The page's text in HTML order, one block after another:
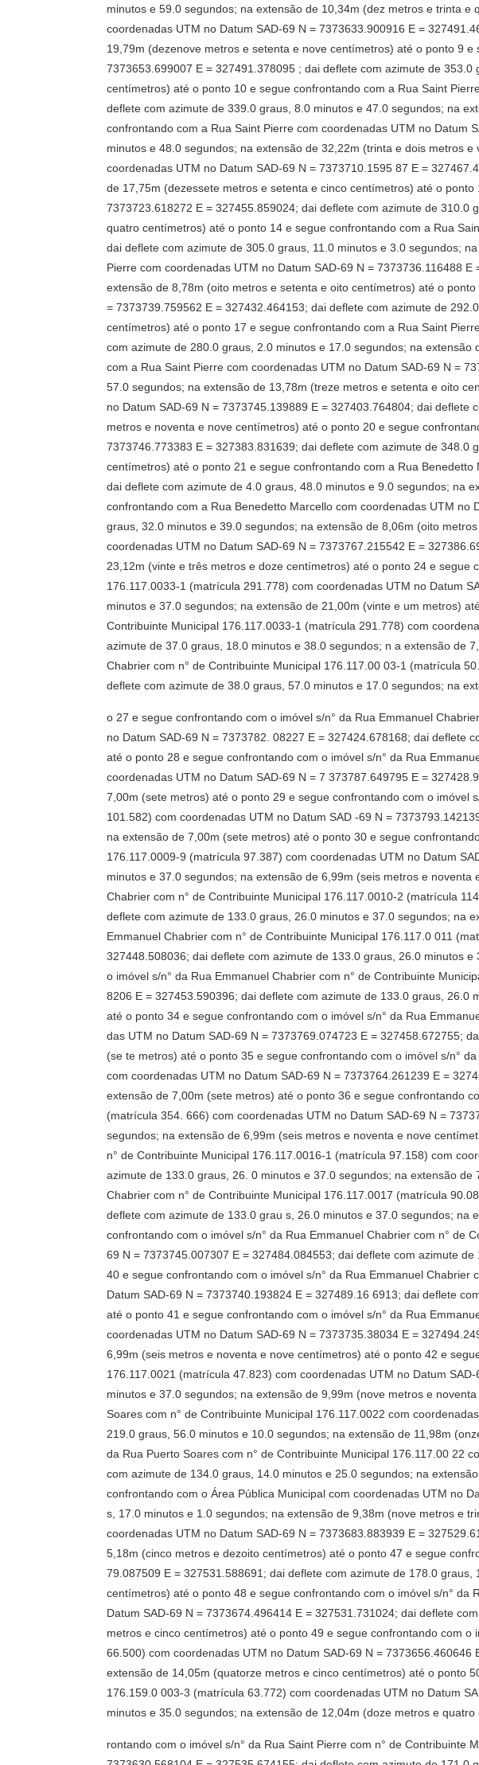
minutos e 59.0 segundos; na extensão de 10,34m (dez metros e trinta
coordenadas UTM no Datum SAD-69 N = 7373633.900916 E =
19,79m (dezenove metros e setenta e nove centímetros) até o ponto 9
7373653.699007 E = 327491.378095 ; dai deflete com azimute de
centímetros) até o ponto 10 e segue confrontando com a Rua Saint
deflete com azimute de 339.0 graus, 8.0 minutos e 47.0 segundos; na
confrontando com a Rua Saint Pierre com coordenadas UTM no Datum
minutos e 48.0 segundos; na extensão de 32,22m (trinta e dois metros
coordenadas UTM no Datum SAD-69 N = 7373710.1595 87 E =
de 17,75m (dezessete metros e setenta e cinco centímetros) até o
7373723.618272 E = 327455.859024; dai deflete com azimute de
quatro centímetros) até o ponto 14 e segue confrontando com a Rua
dai deflete com azimute de 305.0 graus, 11.0 minutos e 3.0 segundos;
Pierre com coordenadas UTM no Datum SAD-69 N = 7373736.116488
extensão de 8,78m (oito metros e setenta e oito centímetros) até o
= 7373739.759562 E = 327432.464153; dai deflete com azimute de
centímetros) até o ponto 17 e segue confrontando com a Rua Saint
com azimute de 280.0 graus, 2.0 minutos e 17.0 segundos; na
com a Rua Saint Pierre com coordenadas UTM no Datum SAD-69 N =
57.0 segundos; na extensão de 13,78m (treze metros e setenta e oito
no Datum SAD-69 N = 7373745.139889 E = 327403.764804; dai
metros e noventa e nove centímetros) até o ponto 20 e segue
7373746.773383 E = 327383.831639; dai deflete com azimute de
centímetros) até o ponto 21 e segue confrontando com a Rua
dai deflete com azimute de 4.0 graus, 48.0 minutos e 9.0 segundos; na
confrontando com a Rua Benedetto Marcello com coordenadas UTM
graus, 32.0 minutos e 39.0 segundos; na extensão de 8,06m (oito
coordenadas UTM no Datum SAD-69 N = 7373767.215542 E =
23,12m (vinte e três metros e doze centímetros) até o ponto 24 e segue
176.117.0033-1 (matrícula 291.778) com coordenadas UTM no Datum
minutos e 37.0 segundos; na extensão de 21,00m (vinte e um metros)
Contribuinte Municipal 176.117.0033-1 (matrícula 291.778) com
azimute de 37.0 graus, 18.0 minutos e 38.0 segundos; n a extensão de
Chabrier com n° de Contribuinte Municipal 176.117.00 03-1 (matrícula
deflete com azimute de 38.0 graus, 57.0 minutos e 17.0 segundos; na
o 27 e segue confrontando com o imóvel s/n° da Rua Emmanuel
no Datum SAD-69 N = 7373782. 08227 E = 327424.678168; dai deflete
até o ponto 28 e segue confrontando com o imóvel s/n° da Rua
coordenadas UTM no Datum SAD-69 N = 7 373787.649795 E =
7,00m (sete metros) até o ponto 29 e segue confrontando com o imóvel
101.582) com coordenadas UTM no Datum SAD -69 N =
na extensão de 7,00m (sete metros) até o ponto 30 e segue
176.117.0009-9 (matrícula 97.387) com coordenadas UTM no Datum
minutos e 37.0 segundos; na extensão de 6,99m (seis metros e
Chabrier com n° de Contribuinte Municipal 176.117.0010-2 (matrícula
deflete com azimute de 133.0 graus, 26.0 minutos e 37.0 segundos; na
Emmanuel Chabrier com n° de Contribuinte Municipal 176.117.0 011
327448.508036; dai deflete com azimute de 133.0 graus, 26.0 minutos
o imóvel s/n° da Rua Emmanuel Chabrier com n° de Contribuinte
8206 E = 327453.590396; dai deflete com azimute de 133.0 graus,
até o ponto 34 e segue confrontando com o imóvel s/n° da Rua
das UTM no Datum SAD-69 N = 7373769.074723 E = 327458.672755;
(se te metros) até o ponto 35 e segue confrontando com o imóvel s/n°
com coordenadas UTM no Datum SAD-69 N = 7373764.261239 E =
extensão de 7,00m (sete metros) até o ponto 36 e segue confrontando
(matrícula 354. 666) com coordenadas UTM no Datum SAD-69 N =
segundos; na extensão de 6,99m (seis metros e noventa e nove
n° de Contribuinte Municipal 176.117.0016-1 (matrícula 97.158) com
azimute de 133.0 graus, 26. 0 minutos e 37.0 segundos; na extensão
Chabrier com n° de Contribuinte Municipal 176.117.0017 (matrícula
deflete com azimute de 133.0 grau s, 26.0 minutos e 37.0 segundos;
confrontando com o imóvel s/n° da Rua Emmanuel Chabrier com n° de
69 N = 7373745.007307 E = 327484.084553; dai deflete com azimute
40 e segue confrontando com o imóvel s/n° da Rua Emmanuel
Datum SAD-69 N = 7373740.193824 E = 327489.16 6913; dai deflete
até o ponto 41 e segue confrontando com o imóvel s/n° da Rua
coordenadas UTM no Datum SAD-69 N = 7373735.38034 E =
6,99m (seis metros e noventa e nove centímetros) até o ponto 42 e
176.117.0021 (matrícula 47.823) com coordenadas UTM no Datum
minutos e 37.0 segundos; na extensão de 9,99m (nove metros e
Soares com n° de Contribuinte Municipal 176.117.0022 com
219.0 graus, 56.0 minutos e 10.0 segundos; na extensão de 11,98m
da Rua Puerto Soares com n° de Contribuinte Municipal 176.117.00 22
com azimute de 134.0 graus, 14.0 minutos e 25.0 segundos; na
confrontando com o Área Pública Municipal com coordenadas UTM no
s, 17.0 minutos e 1.0 segundos; na extensão de 9,38m (nove metros e
coordenadas UTM no Datum SAD-69 N = 7373683.883939 E =
5,18m (cinco metros e dezoito centímetros) até o ponto 47 e segue
79.087509 E = 327531.588691; dai deflete com azimute de 178.0
centímetros) até o ponto 48 e segue confrontando com o imóvel s/n°
Datum SAD-69 N = 7373674.496414 E = 327531.731024; dai deflete
metros e cinco centímetros) até o ponto 49 e segue confrontando com
66.500) com coordenadas UTM no Datum SAD-69 N =
extensão de 14,05m (quatorze metros e cinco centímetros) até o ponto
176.159.0 003-3 (matrícula 63.772) com coordenadas UTM no Datum
minutos e 35.0 segundos; na extensão de 12,04m (doze metros e
rontando com o imóvel s/n° da Rua Saint Pierre com n° de